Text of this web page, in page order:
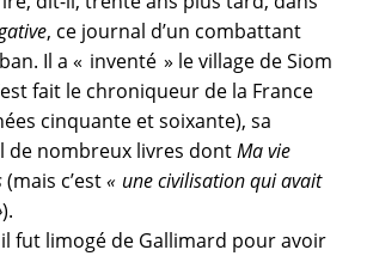
, ce journal d’un combattant
Il a « inventé » le village de Siom
fait le chroniqueur de la France
cinquante et soixante), sa
de nombreux livres dontMa vie
(mais c’est« une civilisation qui avait
).
fut limogé de Gallimard pour avoir